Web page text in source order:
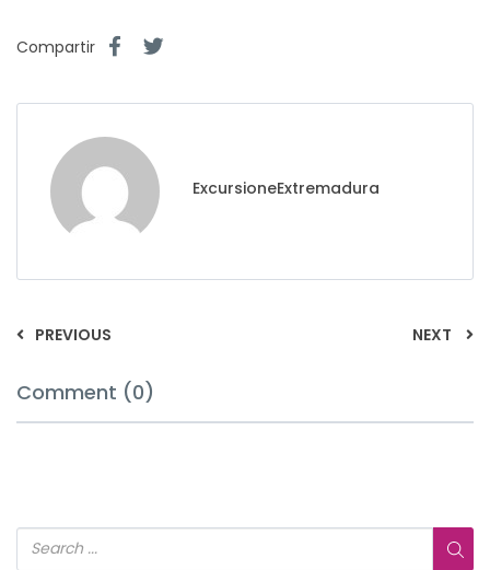
Compartir
ExcursioneExtremadura
PREVIOUS NEXT
Comment (0)